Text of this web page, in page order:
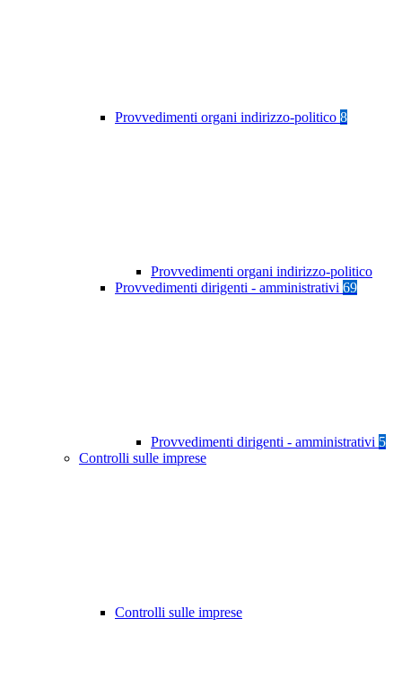
Provvedimenti organi indirizzo-politico 8
Provvedimenti organi indirizzo-politico
Provvedimenti dirigenti - amministrativi 69
Provvedimenti dirigenti - amministrativi 5
Controlli sulle imprese
Controlli sulle imprese